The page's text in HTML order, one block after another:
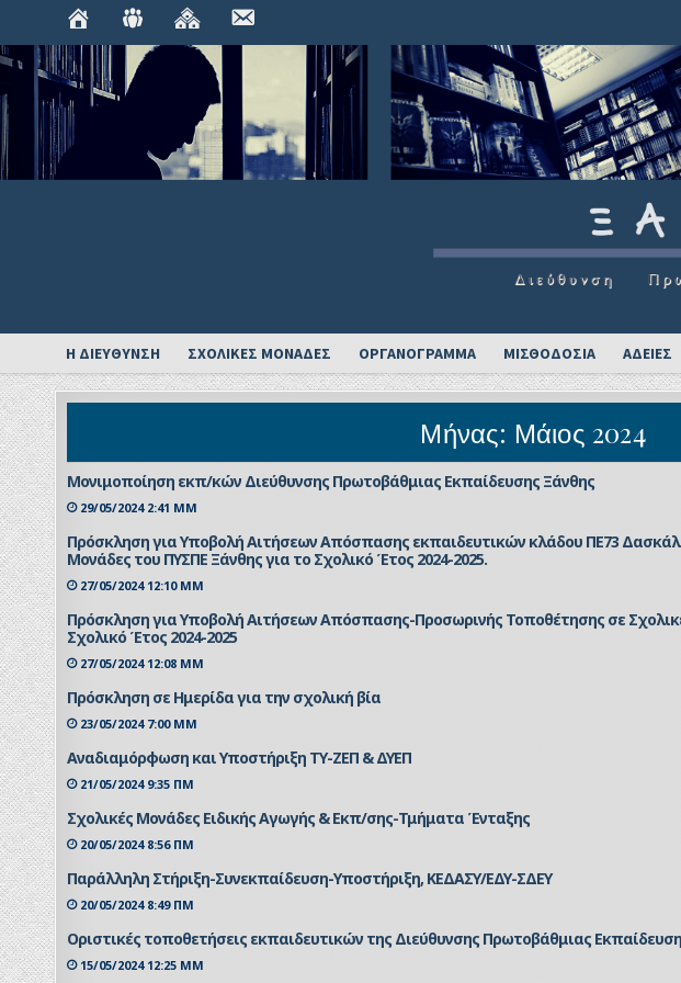
ΑΡΧΙΚΉ ΟΡΓΑΝΌΓΡΑΜΜΑ
ΣΧΟΛΙΚΈΣ
Η ΔΙΕΥΘΥΝΣΗ ΣΧΟΛΙΚΕΣ ΜΟΝΑΔΕΣ ΟΡΓΑΝΟΓΡΑΜΜΑ ΜΙΣΘΟΔΟΣΙΑ ΑΔΕΙΕΣ
Μήνας: Μάιος 2024
Μονιμοποίηση εκπ/κών Διεύθυνσης Πρωτοβάθμιας Εκπαίδευσης Ξάνθης
29/05/2024 2:41 ΜΜ
Πρόσκληση για Υποβολή Αιτήσεων Απόσπασης εκπαιδευτικών κλάδου ΠΕ73
Μονάδες του ΠΥΣΠΕ Ξάνθης για το Σχολικό Έτος 2024-2025.
27/05/2024 12:10 ΜΜ
Πρόσκληση για Υποβολή Αιτήσεων Απόσπασης-Προσωρινής Τοποθέτησης σε
Σχολικό Έτος 2024-2025
27/05/2024 12:08 ΜΜ
Πρόσκληση σε Ημερίδα για την σχολική βία
23/05/2024 7:00 ΜΜ
Αναδιαμόρφωση και Υποστήριξη ΤΥ-ΖΕΠ & ΔΥΕΠ
21/05/2024 9:35 ΠΜ
Σχολικές Μονάδες Ειδικής Αγωγής & Εκπ/σης-Τμήματα Ένταξης
20/05/2024 8:56 ΠΜ
Παράλληλη Στήριξη-Συνεκπαίδευση-Υποστήριξη, ΚΕΔΑΣΥ/ΕΔΥ-ΣΔΕΥ
20/05/2024 8:49 ΠΜ
Οριστικές τοποθετήσεις εκπαιδευτικών της Διεύθυνσης Πρωτοβάθμιας
15/05/2024 12:25 ΜΜ